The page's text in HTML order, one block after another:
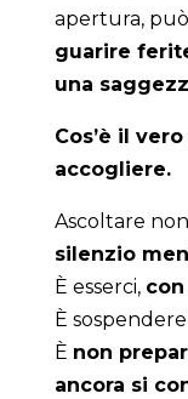
apertura, può
guarire
una
Cos’è il
accogliere.
Ascoltare
silenzio
È esserci,
È
È non
ancora si